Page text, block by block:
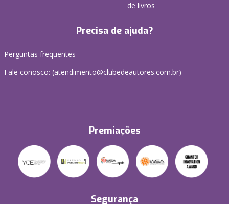
de livros
Precisa de ajuda?
Perguntas frequentes
Fale conosco: (atendimento@clubedeautores.com.br)
Premiações
Segurança